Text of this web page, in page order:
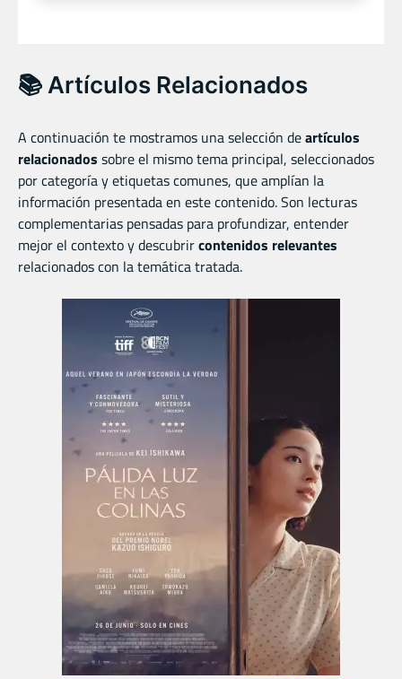
📚 Artículos Relacionados
A continuación te mostramos una selección deartículos
relacionados sobre el mismo tema principal, seleccionados
por categoría y etiquetas comunes, que amplían la
información presentada en este contenido. Son lecturas
complementarias pensadas para profundizar, entender
mejor el contexto y descubrircontenidos relevantes
relacionados con la temática tratada.